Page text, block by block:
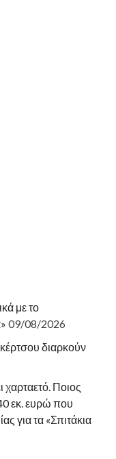
με το
09/08/2026
διαρκούν
χαρταετό. Ποιος
εκ. ευρώ που
για τα «Σπιτάκια